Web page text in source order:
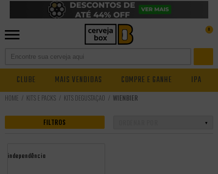
0
CLUBE MAIS VENDIDAS COMPRE E GANHE IPA
KITS E PACKS KITS DEGUSTAÇÃO WIENBIER
FILTROS
independência